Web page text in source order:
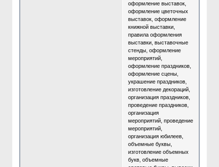
оформление выставок,
оформление цветочных
выставок, оформление
книжной выставки,
правила оформления
выставки, выставочные
стенды, оформление
мероприятий,
оформление праздников,
оформление сцены,
украшение праздников,
изготовление декораций,
организация праздников,
проведение праздников,
организация
мероприятий, проведение
мероприятий,
организация юбилеев,
объемные буквы,
изготовление объемных
букв, объемные